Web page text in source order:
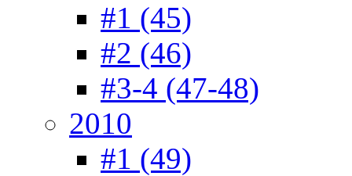
#1 (45)
#2 (46)
#3-4 (47-48)
2010
#1 (49)